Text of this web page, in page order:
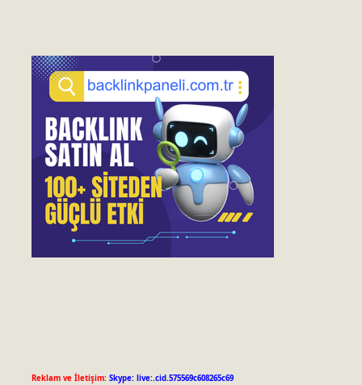
Reklam ve İletişim: Skype: live:.cid.575569c608265c69